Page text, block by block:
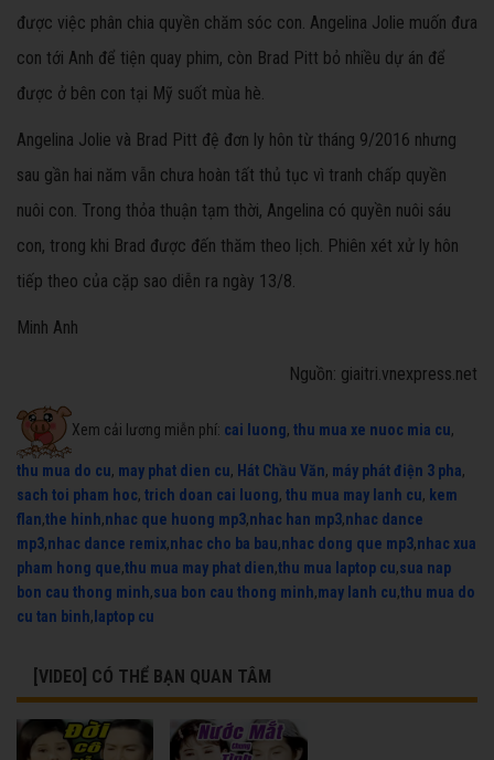
được việc phân chia quyền chăm sóc con. Angelina Jolie muốn đưa
con tới Anh để tiện quay phim, còn Brad Pitt bỏ nhiều dự án để
được ở bên con tại Mỹ suốt mùa hè.
Angelina Jolie và Brad Pitt đệ đơn ly hôn từ tháng 9/2016 nhưng
sau gần hai năm vẫn chưa hoàn tất thủ tục vì tranh chấp quyền
nuôi con. Trong thỏa thuận tạm thời, Angelina có quyền nuôi sáu
con, trong khi Brad được đến thăm theo lịch. Phiên xét xử ly hôn
tiếp theo của cặp sao diễn ra ngày 13/8.
Minh Anh
Nguồn: giaitri.vnexpress.net
Xem cải lương miễn phí: cai luong, thu mua xe nuoc mia cu,
thu mua do cu, may phat dien cu, Hát Chầu Văn, máy phát điện 3 pha,
sach toi pham hoc, trich doan cai luong, thu mua may lanh cu, kem
flan,the hinh,nhac que huong mp3,nhac han mp3,nhac dance
mp3,nhac dance remix,nhac cho ba bau,nhac dong que mp3,nhac xua
pham hong que,thu mua may phat dien,thu mua laptop cu,sua nap
bon cau thong minh,sua bon cau thong minh,may lanh cu,thu mua do
cu tan binh, laptop cu
[VIDEO] CÓ THỂ BẠN QUAN TÂM